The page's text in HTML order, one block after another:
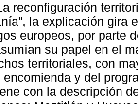
reconfiguración
la explicación gira
europeos, por parte
su papel en el
territoriales, con
encomienda y del
con la descripción